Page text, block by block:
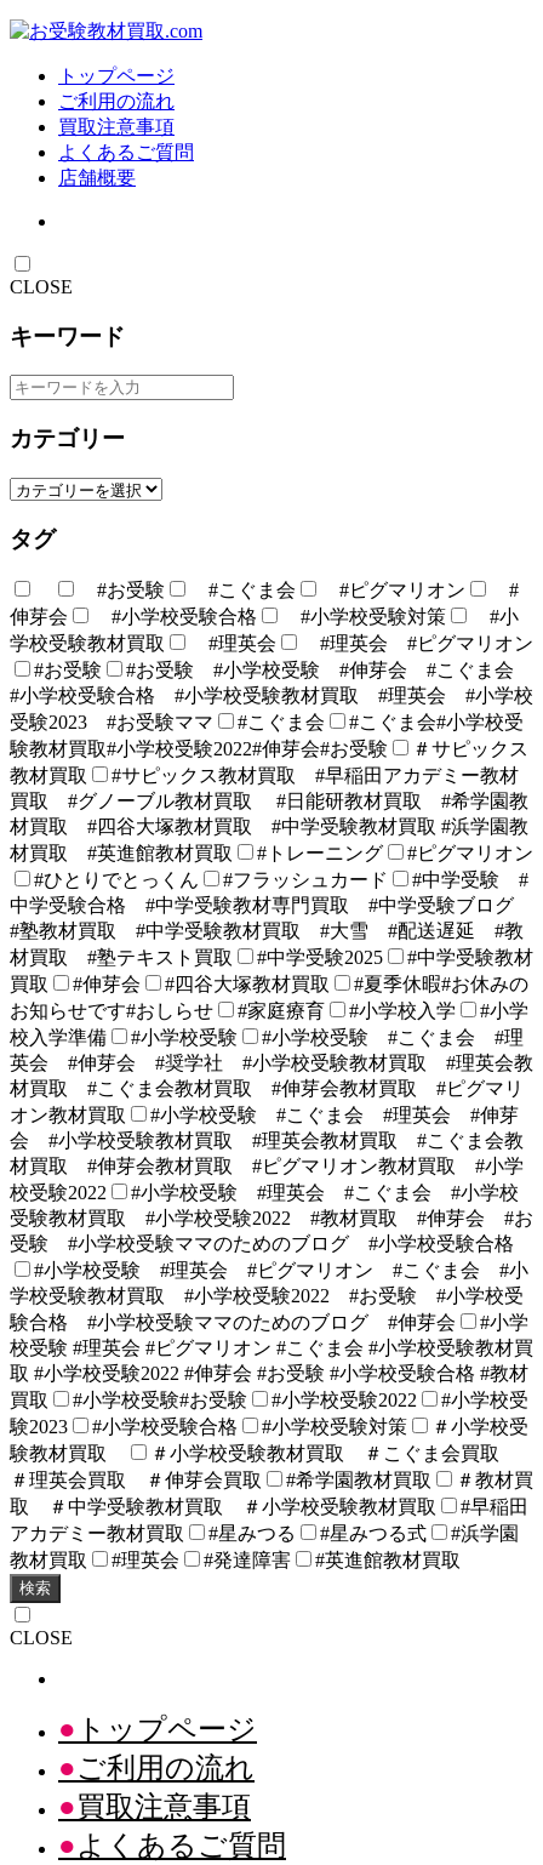
トップページ
ご利用の流れ
買取注意事項
よくあるご質問
店舗概要
CLOSE
キーワード
カテゴリー
タグ
#お受験 #こぐま会 #ピグマリオン
#
伸芽会
#小学校受験合格 #小学校受験対策
#小
学校受験教材買取
#理英会
#理英会 #ピグマリオン
#お受験
#お受験 #小学校受験 #伸芽会 #こぐま会
#小学校受験合格 #小学校受験教材買取 #理英会 #小学校
受験2023 #お受験ママ
#こぐま会
#こぐま会#小学校受
験教材買取#小学校受験2022#伸芽会#お受験
＃サピックス
教材買取
#サピックス教材買取 #早稲田アカデミー教材
買取 #グノーブル教材買取 #日能研教材買取 #希学園教
材買取 #四谷大塚教材買取 #中学受験教材買取 #浜学園教
材買取 #英進館教材買取
#トレーニング
#ピグマリオン
#ひとりでとっくん
#フラッシュカード
#中学受験 #
中学受験合格 #中学受験教材専門買取 #中学受験ブログ
#塾教材買取 #中学受験教材買取 #大雪 #配送遅延 #教
材買取 #塾テキスト買取
#中学受験2025
#中学受験教材
買取
#伸芽会 #四谷大塚教材買取
#夏季休暇#お休みの
お知らせです#おしらせ
#家庭療育 #小学校入学
#小学
校入学準備
#小学校受験
#小学校受験 #こぐま会 #理
英会 #伸芽会 #奨学社 #小学校受験教材買取 #理英会教
材買取 #こぐま会教材買取 #伸芽会教材買取 #ピグマリ
オン教材買取
#小学校受験 #こぐま会 #理英会 #伸芽
会 #小学校受験教材買取 #理英会教材買取 #こぐま会教
材買取 #伸芽会教材買取 #ピグマリオン教材買取 #小学
校受験2022
#小学校受験 #理英会 #こぐま会 #小学校
受験教材買取 #小学校受験2022 #教材買取 #伸芽会 #お
受験 #小学校受験ママのためのブログ #小学校受験合格
#小学校受験 #理英会 #ピグマリオン #こぐま会 #小
学校受験教材買取 #小学校受験2022 #お受験 #小学校受
験合格 #小学校受験ママのためのブログ #伸芽会
#小学
校受験 #理英会 #ピグマリオン #こぐま会 #小学校受験教材買
取 #小学校受験2022 #伸芽会 #お受験 #小学校受験合格 #教材
買取
#小学校受験#お受験 #小学校受験2022
#小学校受
験2023
#小学校受験合格 #小学校受験対策
＃小学校受
験教材買取
＃小学校受験教材買取 ＃こぐま会買取
＃理英会買取 ＃伸芽会買取
#希学園教材買取
＃教材買
取 ＃中学受験教材買取 ＃小学校受験教材買取
#早稲田
アカデミー教材買取
#星みつる #星みつる式
#浜学園
教材買取
#理英会 #発達障害 #英進館教材買取
検索
CLOSE
トップページ
ご利用の流れ
買取注意事項
よくあるご質問